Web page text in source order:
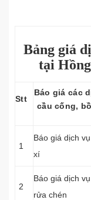
Bảng giá
tại
Stt
Báo giá các
cầu cống,
1
Báo giá dịch vụ
xí
2
Báo giá dịch
rửa chén